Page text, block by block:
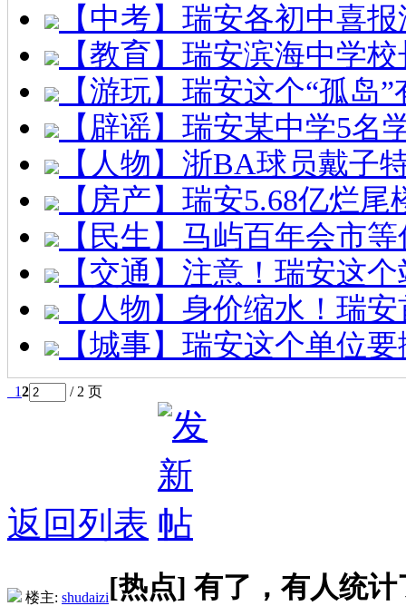
【中考】瑞安各初中喜
【教育】瑞安滨海中学
【游玩】瑞安这个“孤岛
【辟谣】瑞安某中学5名
【人物】浙BA球员戴子
【房产】瑞安5.68亿烂
【民生】马屿百年会市
【交通】注意！瑞安这
【人物】身价缩水！瑞
【城事】瑞安这个单位
12 / 2 页
返回列表
楼主: shudaizi[热点] 有了，有人统计